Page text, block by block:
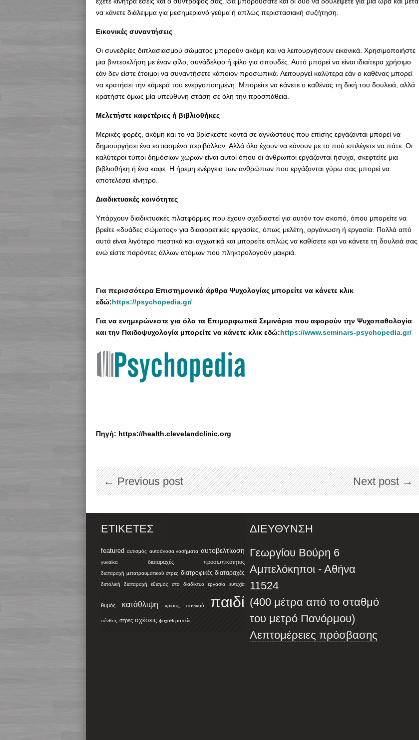
να κάνετε διάλειμμα για μεσημεριανό γεύμα ή απλώς περιστασιακή συζήτηση.
Εικονικές συναντήσεις
Οι συνεδρίες διπλασιασμού σώματος μπορούν ακόμη και να λειτουργήσουν εικονικά. Χρησιμοποιήστε
μια βιντεοκλήση με έναν φίλο, συνάδελφο ή φίλο για σπουδές. Αυτό μπορεί να είναι ιδιαίτερα χρήσιμο
εάν δεν είστε έτοιμοι να συναντήσετε κάποιον προσωπικά. Λειτουργεί καλύτερα εάν ο καθένας μπορεί
να κρατήσει την κάμερά του ενεργοποιημένη. Μπορείτε να κάνετε ο καθένας τη δική του δουλειά, αλλά
κρατήστε όμως μία υπεύθυνη στάση σε όλη την προσπάθεια.
Μελετήστε καφετέριες ή βιβλιοθήκες
Μερικές φορές, ακόμη και το να βρίσκεστε κοντά σε αγνώστους που επίσης εργάζονται μπορεί να
δημιουργήσει ένα εστιασμένο περιβάλλον. Αλλά όλα έχουν να κάνουν με το πού επιλέγετε να πάτε. Οι
καλύτεροι τύποι δημόσιων χώρων είναι αυτοί όπου οι άνθρωποι εργάζονται ήσυχα, σκεφτείτε μια
βιβλιοθήκη ή ένα καφε. Η ήρεμη ενέργεια των ανθρώπων που εργάζονται γύρω σας μπορεί να
αποτελέσει κίνητρο.
Διαδικτυακές κοινότητες
Υπάρχουν διαδικτυακές πλατφόρμες που έχουν σχεδιαστεί για αυτόν τον σκοπό, όπου μπορείτε να
βρείτε «δυάδες σώματος» για διαφορετικές εργασίες, όπως μελέτη, οργάνωση ή εργασία. Πολλά από
αυτά είναι λιγότερο πιεστικά και αγχωτικά και μπορείτε απλώς να καθίσετε και να κάνετε τη δουλειά σας
ενώ είστε παρόντες άλλων ατόμων που πληκτρολογούν μακριά.
Για περισσότερα Επιστημονικά άρθρα Ψυχολογίας μπορείτε να κάνετε κλικ
εδώ:https://psychopedia.gr/
Για να ενημερώνεστε για όλα τα Επιμορφωτικά Σεμινάρια που αφορούν την Ψυχοπαθολογία
και την Παιδοψυχολογία μπορείτε να κάνετε κλικ εδώ:https://www.seminars-psychopedia.gr/
Πηγή: https://health.clevelandclinic.org
← Previous post Next post →
ΕΤΙΚΈΤΕΣ
featured αυτισμός αυτοάνοσα νοσήματα αυτοβελτίωση
γυναίκα διαταραχές προσωπικότητας
διαταραχή μετατραυματικού στρες διατροφικές διαταραχές
διπολική διαταραχή εθισμός στο διαδίκτυο εργασία ευτυχία
θυμός κατάθλιψη κρίσεις πανικού παιδί
πένθος στρες σχέσεις ψυχοθεραπεία
ΔΙΕΥΘΥΝΣΗ
Γεωργίου Βούρη 6
Αμπελόκηποι - Αθήνα
11524
(400 μέτρα από το σταθμό
του μετρό Πανόρμου)
Λεπτομέρειες πρόσβασης